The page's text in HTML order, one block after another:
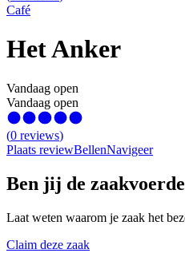
Café
Het Anker
Vandaag open
Vandaag open
(0 reviews)
Plaats reviewBellenNavigeer
Ben jij de
Laat weten waarom je zaak het
Claim deze zaak